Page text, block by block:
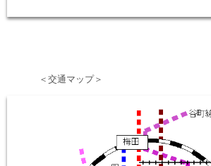
＜交通マップ＞